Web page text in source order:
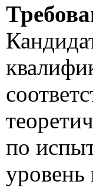
по
уровень